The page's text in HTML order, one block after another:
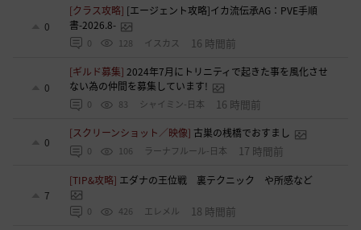
0
[クラス攻略] [エージェント攻略]イカ流伝承AG：PVE手順
書-2026.8-
0 128 イスカス 16 時間前
0
[ギルド募集]2024年7月にトリニティで起きた事を風化させ
ない為の仲間を募集しています!
0 83 シャイミン-日本 16 時間前
0
[スクリーンショット／映像] 古巣の桟橋でおすまし
0 106 ラーナフルール-日本 17 時間前
7
[TIP&攻略] エダナの王位戦 裏テクニック や所感など
0 426 エレメル 18 時間前